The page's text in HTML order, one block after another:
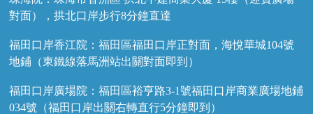
對面），拱北口岸步行8分鐘直達
福田口岸香江院：福田區福田口岸正對面，海悅華城104號
地鋪（東鐵線落馬洲站出關對面即到）
福田口岸廣場院：福田區裕亨路3-1號福田口岸商業廣場地鋪
034號（福田口岸出關右轉直行5分鐘即到）